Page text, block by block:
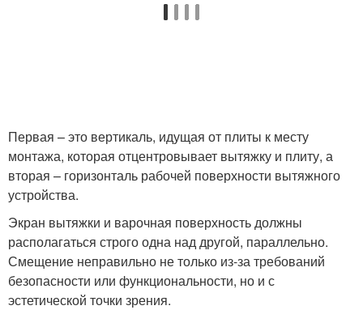
Первая – это вертикаль, идущая от плиты к месту
монтажа, которая отцентровывает вытяжку и плиту, а
вторая – горизонталь рабочей поверхности вытяжного
устройства.
Экран вытяжки и варочная поверхность должны
располагаться строго одна над другой, параллельно.
Смещение неправильно не только из-за требований
безопасности или функциональности, но и с
эстетической точки зрения.